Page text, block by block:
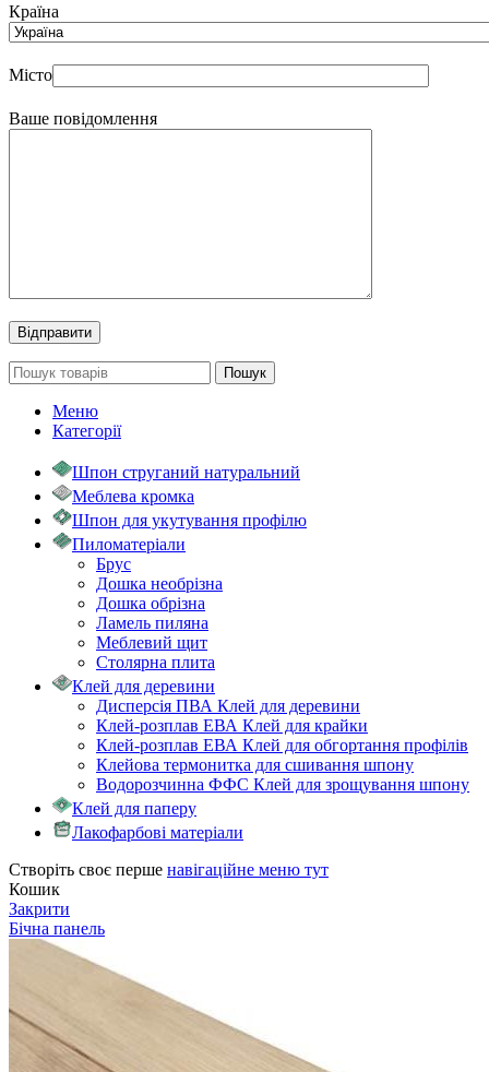
Країна
Місто
Ваше повідомлення
Пошук
Меню
Категорії
Шпон струганий натуральний
Меблева кромка
Шпон для укутування профілю
Пиломатеріали
Брус
Дошка необрізна
Дошка обрізна
Ламель пиляна
Меблевий щит
Столярна плита
Клей для деревини
Дисперсія ПВА Клей для деревини
Клей-розплав ЕВА Клей для крайки
Клей-розплав ЕВА Клей для обгортання профілів
Клейова термонитка для сшивання шпону
Водорозчинна ФФС Клей для зрощування шпону
Клей для паперу
Лакофарбові матеріали
Створіть своє перше навігаційне меню тут
Кошик
Закрити
Бічна панель